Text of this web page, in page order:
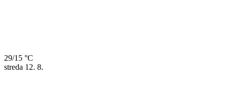
29/15 °C
streda 12. 8.